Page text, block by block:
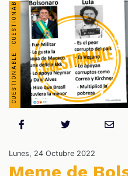
Lunes, 24 Octubre 2022
Meme de